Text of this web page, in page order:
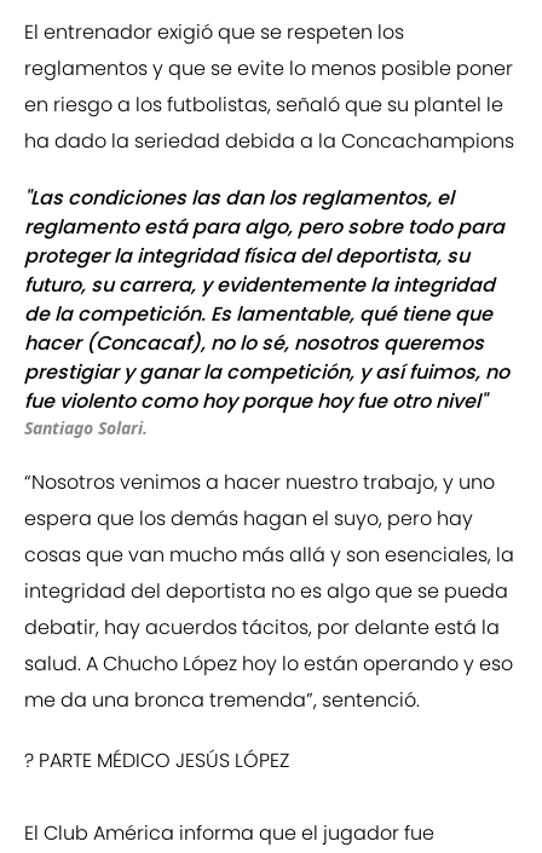
El entrenador exigió que se respeten los
reglamentos y que se evite lo menos posible poner
en riesgo a los futbolistas, señaló que su plantel le
ha dado la seriedad debida a la Concachampions
"Las condiciones las dan los reglamentos, el
reglamento está para algo, pero sobre todo para
proteger la integridad física del deportista, su
futuro, su carrera, y evidentemente la integridad
de la competición. Es lamentable, qué tiene que
hacer (Concacaf), no lo sé, nosotros queremos
prestigiar y ganar la competición, y así fuimos, no
fue violento como hoy porque hoy fue otro nivel"
Santiago Solari.
“Nosotros venimos a hacer nuestro trabajo, y uno
espera que los demás hagan el suyo, pero hay
cosas que van mucho más allá y son esenciales, la
integridad del deportista no es algo que se pueda
debatir, hay acuerdos tácitos, por delante está la
salud. A Chucho López hoy lo están operando y eso
me da una bronca tremenda”, sentenció.
? PARTE MÉDICO JESÚS LÓPEZ
El Club América informa que el jugador fue